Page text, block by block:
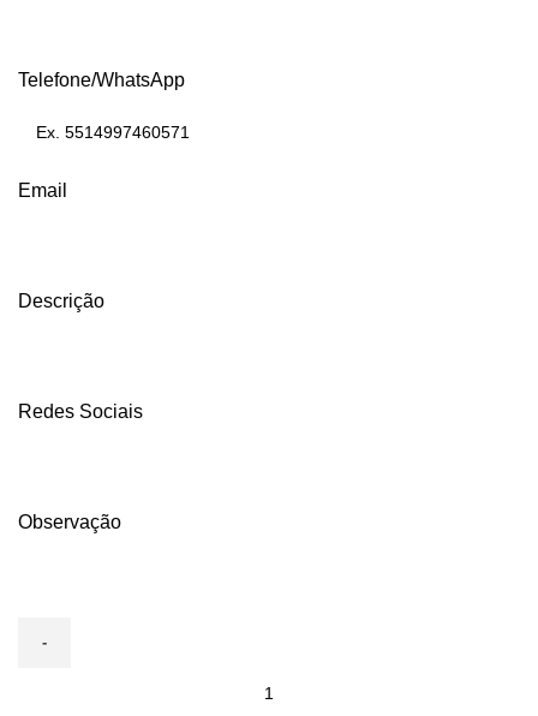
Telefone/WhatsApp
Email
Descrição
Redes Sociais
Observação